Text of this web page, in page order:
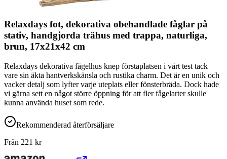
Relaxdays fot, dekorativa obehandlade fåglar på
stativ, handgjorda trähus med trappa, naturliga,
brun, 17x21x42 cm
Relaxdays dekorativa fågelhus knep förstaplatsen i vårt test tack
vare sin äkta hantverkskänsla och rustika charm. Det är en unik och
vacker detalj som lyfter varje uteplats eller fönsterbräda. Dock hade
vi gärna sett en något större öppning för att fler fågelarter skulle
kunna använda huset som rede.
Rekommenderad återförsäljare
Från 221 kr